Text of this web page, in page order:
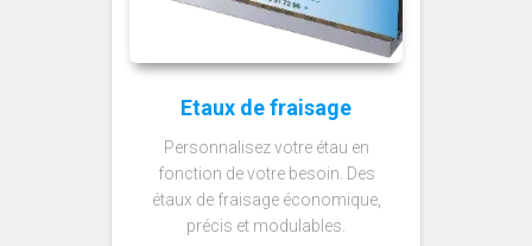
Etaux de fraisage
Personnalisez votre étau en
fonction de votre besoin. Des
étaux de fraisage économique,
précis et modulables.